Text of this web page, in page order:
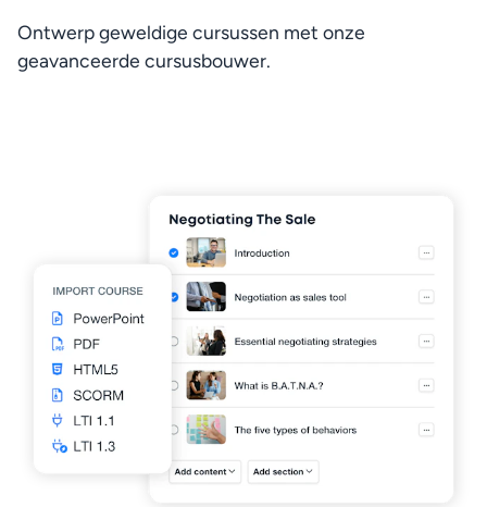
Ontwerp geweldige cursussen met onze
geavanceerde cursusbouwer.